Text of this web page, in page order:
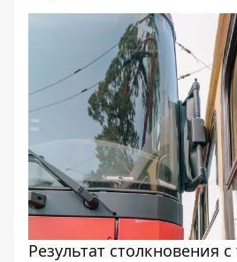
Результат столкновения